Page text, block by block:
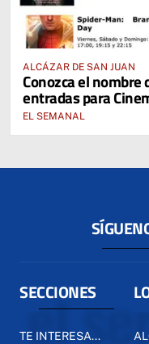
ALCÁZAR DE SAN JUAN
Conozca el nombre
entradas para
EL SEMANAL
SECCIONES
TE INTERESA...